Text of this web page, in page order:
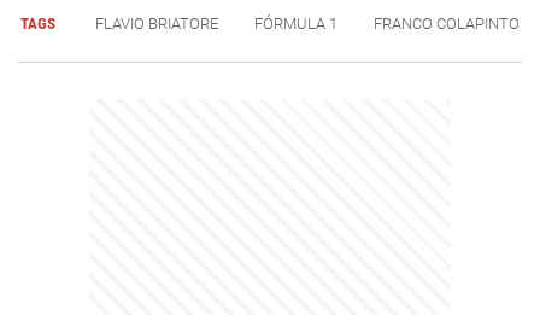
TAGS FLAVIO BRIATORE FÓRMULA 1 FRANCO COLAPINTO